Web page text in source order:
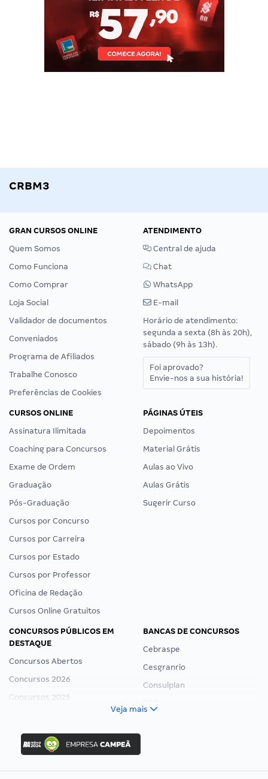
CRBM3
GRAN CURSOS ONLINE
Quem Somos
Como Funciona
Como Comprar
Loja Social
Validador de documentos
Conveniados
Programa de Afiliados
Trabalhe Conosco
Preferências de Cookies
ATENDIMENTO
Central de ajuda
Chat
WhatsApp
E-mail
Horário de atendimento:
segunda a sexta (8h às 20h),
sábado (9h às 13h).
Foi aprovado?
Envie-nos a sua história!
CURSOS ONLINE
Assinatura Ilimitada
Coaching para Concursos
Exame de Ordem
Graduação
Pós-Graduação
Cursos por Concurso
Cursos por Carreira
Cursos por Estado
Cursos por Professor
Oficina de Redação
Cursos Online Gratuitos
PÁGINAS ÚTEIS
Depoimentos
Material Grátis
Aulas ao Vivo
Aulas Grátis
Sugerir Curso
CONCURSOS PÚBLICOS EM
DESTAQUE
Concursos Abertos
Concursos 2026
Concursos 2025
Concurso Ibama
Concurso MPU
Editais publicados
BANCAS DE CONCURSOS
Cebraspe
Cesgranrio
Consulplan
Veja mais